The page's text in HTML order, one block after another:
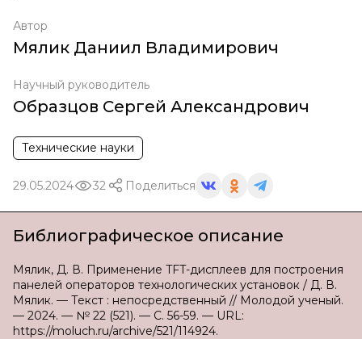
Автор
Мялик Даниил Владимирович
Научный руководитель
Образцов Сергей Александрович
Технические науки
29.05.2024 32 Поделиться
Библиографическое описание
Мялик, Д. В. Применение TFT-дисплеев для построения
панелей операторов технологических установок / Д. В.
Мялик. — Текст : непосредственный // Молодой ученый.
— 2024. — № 22 (521). — С. 56-59. — URL:
https://moluch.ru/archive/521/114924.